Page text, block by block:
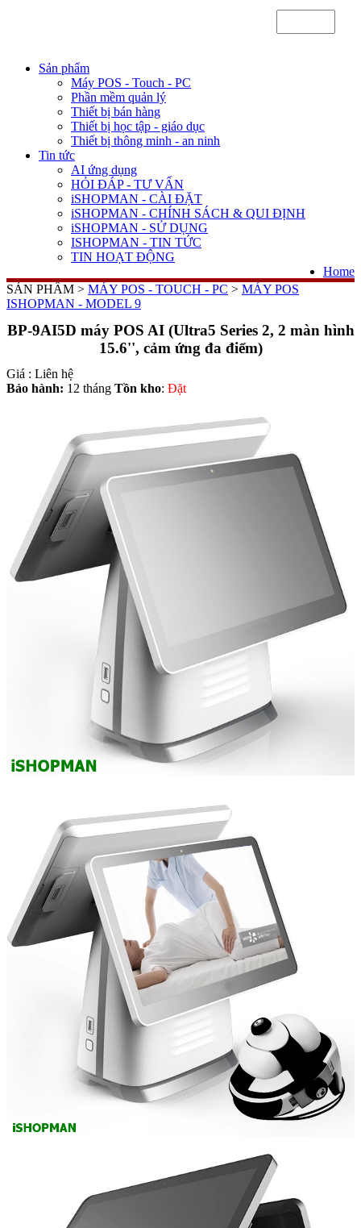
Sản phẩm
Máy POS - Touch - PC
Phần mềm quản lý
Thiết bị bán hàng
Thiết bị học tập - giáo dục
Thiết bị thông minh - an ninh
Tin tức
AI ứng dụng
HỎI ĐÁP - TƯ VẤN
iSHOPMAN - CÀI ĐẶT
iSHOPMAN - CHÍNH SÁCH & QUI ĐỊNH
iSHOPMAN - SỬ DỤNG
ISHOPMAN - TIN TỨC
TIN HOẠT ĐỘNG
Home
SẢN PHẨM > MÁY POS - TOUCH - PC > MÁY POS
ISHOPMAN - MODEL 9
BP-9AI5D máy POS AI (Ultra5 Series 2, 2 màn hình
15.6'', cảm ứng đa điểm)
Giá : Liên hệ
Bảo hành: 12 tháng Tồn kho: Ðặt